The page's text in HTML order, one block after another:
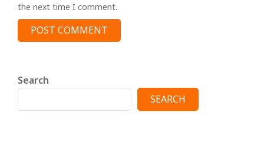
the next time I comment.
Search
SEARCH